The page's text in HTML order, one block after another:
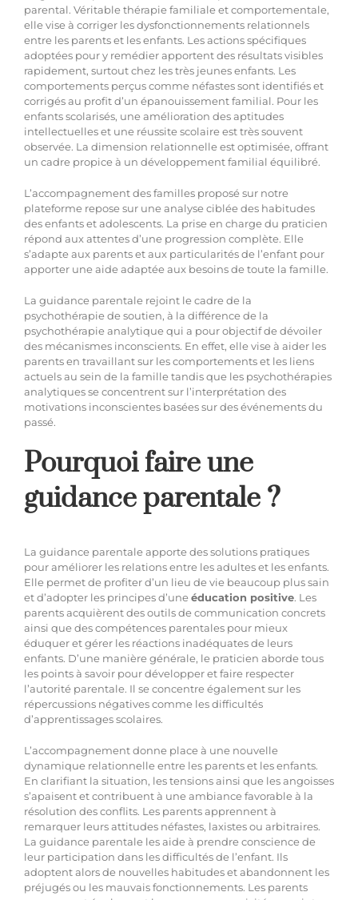
parental. Véritable thérapie familiale et comportementale,
elle vise à corriger les dysfonctionnements relationnels
entre les parents et les enfants. Les actions spécifiques
adoptées pour y remédier apportent des résultats visibles
rapidement, surtout chez les très jeunes enfants. Les
comportements perçus comme néfastes sont identifiés et
corrigés au profit d’un épanouissement familial. Pour les
enfants scolarisés, une amélioration des aptitudes
intellectuelles et une réussite scolaire est très souvent
observée. La dimension relationnelle est optimisée, offrant
un cadre propice à un développement familial équilibré.
L’accompagnement des familles proposé sur notre
plateforme repose sur une analyse ciblée des habitudes
des enfants et adolescents. La prise en charge du praticien
répond aux attentes d’une progression complète. Elle
s’adapte aux parents et aux particularités de l’enfant pour
apporter une aide adaptée aux besoins de toute la famille.
La guidance parentale rejoint le cadre de la
psychothérapie de soutien, à la différence de la
psychothérapie analytique qui a pour objectif de dévoiler
des mécanismes inconscients. En effet, elle vise à aider les
parents en travaillant sur les comportements et les liens
actuels au sein de la famille tandis que les psychothérapies
analytiques se concentrent sur l’interprétation des
motivations inconscientes basées sur des événements du
passé.
Pourquoi faire une
guidance parentale ?
La guidance parentale apporte des solutions pratiques
pour améliorer les relations entre les adultes et les enfants.
Elle permet de profiter d’un lieu de vie beaucoup plus sain
et d’adopter les principes d’uneéducation positive. Les
parents acquièrent des outils de communication concrets
ainsi que des compétences parentales pour mieux
éduquer et gérer les réactions inadéquates de leurs
enfants. D’une manière générale, le praticien aborde tous
les points à savoir pour développer et faire respecter
l’autorité parentale. Il se concentre également sur les
répercussions négatives comme les difficultés
d’apprentissages scolaires.
L’accompagnement donne place à une nouvelle
dynamique relationnelle entre les parents et les enfants.
En clarifiant la situation, les tensions ainsi que les angoisses
s’apaisent et contribuent à une ambiance favorable à la
résolution des conflits. Les parents apprennent à
remarquer leurs attitudes néfastes, laxistes ou arbitraires.
La guidance parentale les aide à prendre conscience de
leur participation dans les difficultés de l’enfant. Ils
adoptent alors de nouvelles habitudes et abandonnent les
préjugés ou les mauvais fonctionnements. Les parents